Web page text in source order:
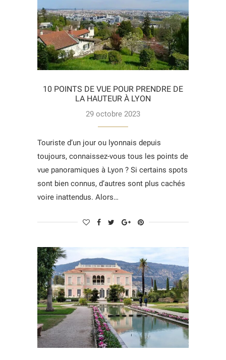
10 POINTS DE VUE POUR PRENDRE DE
LA HAUTEUR À LYON
29 octobre 2023
Touriste d’un jour ou lyonnais depuis
toujours, connaissez-vous tous les points de
vue panoramiques à Lyon ? Si certains spots
sont bien connus, d’autres sont plus cachés
voire inattendus. Alors…